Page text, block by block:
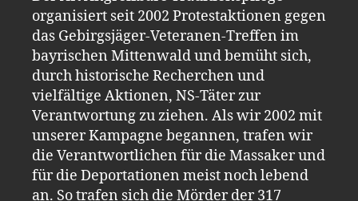
organisiert seit 2002 Protestaktionen gegen
das Gebirgsjäger-Veteranen-Treffen im
bayrischen Mittenwald und bemüht sich,
durch historische Recherchen und
vielfältige Aktionen, NS-Täter zur
Verantwortung zu ziehen. Als wir 2002 mit
unserer Kampagne begannen, trafen wir
die Verantwortlichen für die Massaker und
für die Deportationen meist noch lebend
an. So trafen sich die Mörder der 317